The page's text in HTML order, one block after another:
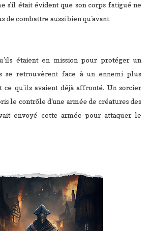
s'il était évident que son corps fatigué ne
de combattre aussi bien qu'avant.
étaient en mission pour protéger un
se retrouvèrent face à un ennemi plus
ce qu'ils avaient déjà affronté. Un sorcier
le contrôle d'une armée de créatures des
envoyé cette armée pour attaquer le